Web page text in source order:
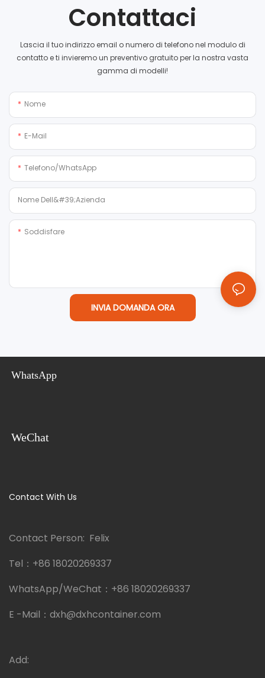
Contattaci
Lascia il tuo indirizzo email o numero di telefono nel modulo di
contatto e ti invieremo un preventivo gratuito per la nostra vasta
gamma di modelli!
Nome
E-Mail
Telefono/WhatsApp
Nome Dell&#39;azienda
Soddisfare
INVIA DOMANDA ORA
WhatsApp
WeChat
Contact With Us
Contact Person: Felix
Tel： +86 18020269337
WhatsApp/WeChat： +86 18020269337
E -Mail： dxh@dxhcontainer.com
Add: